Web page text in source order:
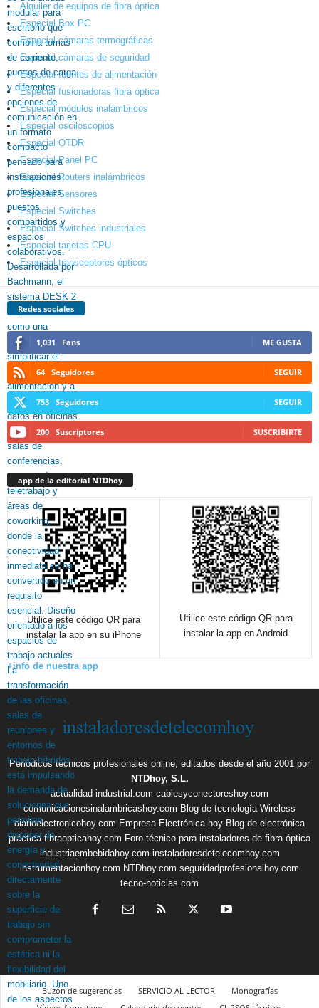
Alquiler de equipos de fibra óptica
Especial Box PC
Especial cámaras termográficas
Especial cámaras de seguridad
Especial fuentes de alimentación
Especial fusionadoras fibra óptica
Especial módulos inalámbricos
Especial osciloscopios
Especial OTDR
Especial Panel PC
Especial Routers inalámbricos
Especial Sensores
Especial Switches
Especial Switches industriales
Especial tarjetas CPU
Especial transceptores ópticos
Redes sociales
1,031 Fans ME GUSTA
64 Seguidores SEGUIR
753 Seguidores SEGUIR
200 Suscriptores SUSCRIBIRTE
app de la editorial NTDhoy
Utilice este código QR para
instalar la app en su iPhone
Utilice este código QR para
instalar la app en Android
+info de nuestra app
Periódicos técnicos profesionales online, editados desde el año 2001 por
NTDhoy, S.L.
actualidad-industrial.com cablesyconectoreshoy.com
comunicacionesinalambricashoy.com Blog de tecnología Wireless
diarioelectronicohoy.com Empresa Electrónica hoy Blog de electrónica
práctica fibraopticahoy.com Foro técnico para instaladores de fibra óptica
industriaembebidahoy.com instaladoresdetelecomhoy.com
instrumentacionhoy.com NTDhoy.com seguridadprofesionalhoy.com
tecno-noticias.com
Buzón de sugerencias SERVICIO AL LECTOR
Monografías